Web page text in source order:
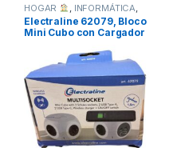
HOGAR INFORMÁTICA
TODOS
Electraline 62079, Bloco
Mini Cubo con Cargador